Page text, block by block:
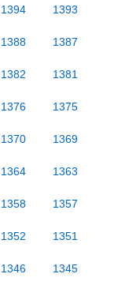
1394 1393
1388 1387
1382 1381
1376 1375
1370 1369
1364 1363
1358 1357
1352 1351
1346 1345